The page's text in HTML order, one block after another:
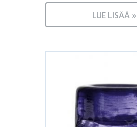
LUE LISÄÄ »